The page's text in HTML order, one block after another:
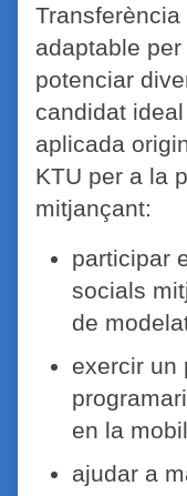
adaptable
potenciar
candidat
aplicada
KTU per a la
mitjançant:
participar
socials
de
exercir un
en la
ajudar a